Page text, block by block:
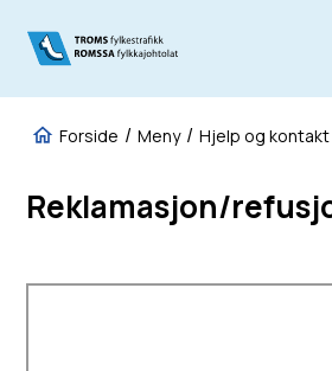
Du er her:
Forside Meny Hjelp og kontakt
Reklamasjon/